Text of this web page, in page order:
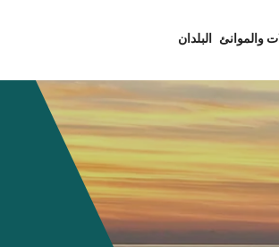
والموانئ البلدان